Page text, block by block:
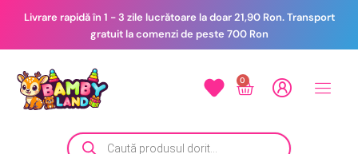
Livrare rapidă în 1 - 3 zile lucrătoare la doar 21,90 Ron. Transport
gratuit la comenzi de peste 700 Ron
0